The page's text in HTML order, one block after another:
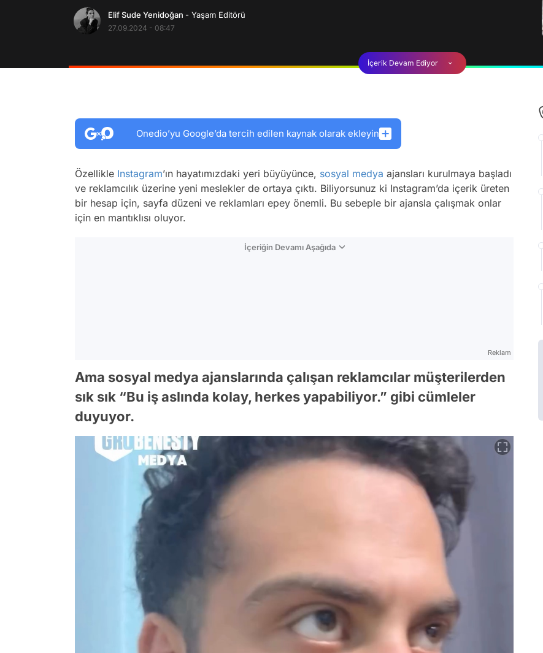
Elif Sude Yenidoğan - Yaşam Editörü
27.09.2024 - 08:47
İçerik Devam Ediyor
Onedio’yu Google’da tercih edilen kaynak olarak ekleyin
Özellikle Instagram’ın hayatımızdaki yeri büyüyünce, sosyal medya ajansları kurulmaya başladı
ve reklamcılık üzerine yeni meslekler de ortaya çıktı. Biliyorsunuz ki Instagram’da içerik üreten
bir hesap için, sayfa düzeni ve reklamları epey önemli. Bu sebeple bir ajansla çalışmak onlar
için en mantıklısı oluyor.
İçeriğin Devamı Aşağıda
Reklam
Ama sosyal medya ajanslarında çalışan reklamcılar müşterilerden
sık sık “Bu iş aslında kolay, herkes yapabiliyor.” gibi cümleler
duyuyor.